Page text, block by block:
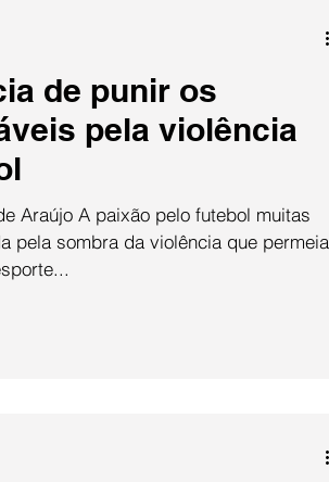
de punir os
pela violência
futebol muitas
pela sombra da violência que permeia